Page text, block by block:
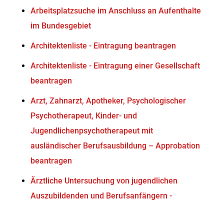
Arbeitsplatzsuche im Anschluss an Aufenthalte
im Bundesgebiet
Architektenliste - Eintragung beantragen
Architektenliste - Eintragung einer Gesellschaft
beantragen
Arzt, Zahnarzt, Apotheker, Psychologischer
Psychotherapeut, Kinder- und
Jugendlichenpsychotherapeut mit
ausländischer Berufsausbildung – Approbation
beantragen
Ärztliche Untersuchung von jugendlichen
Auszubildenden und Berufsanfängern -